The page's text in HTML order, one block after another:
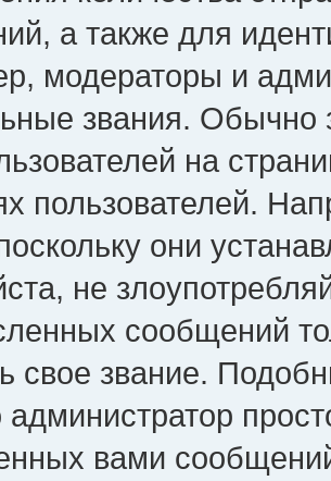
а также для
модераторы и
звания. Обычно
на
пользователей.
они
не
сообщений
свое звание.
администратор
вами